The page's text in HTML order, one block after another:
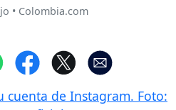
• Colombia.com